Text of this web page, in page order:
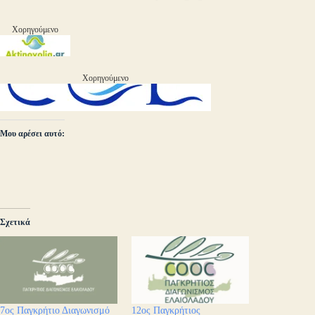
Χορηγούμενο
Χορηγούμενο
Μου αρέσει αυτό:
Σχετικά
7ος Παγκρήτιο Διαγωνισμό
12ος Παγκρήτιος